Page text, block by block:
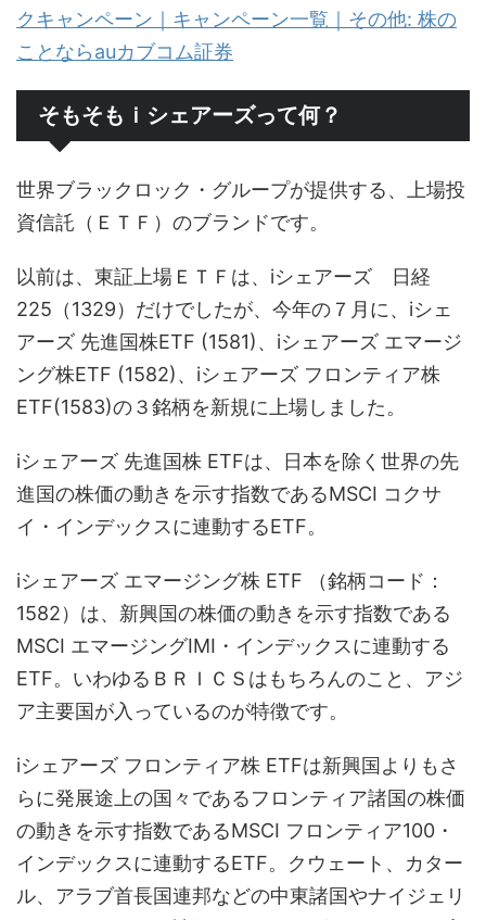
クキャンペーン｜キャンペーン一覧｜その他: 株の
ことならauカブコム証券
そもそもｉシェアーズって何？
世界ブラックロック・グループが提供する、上場投
資信託（ＥＴＦ）のブランドです。
以前は、東証上場ＥＴＦは、iシェアーズ 日経
225（1329）だけでしたが、今年の７月に、iシェ
アーズ 先進国株ETF (1581)、iシェアーズ エマージ
ング株ETF (1582)、iシェアーズ フロンティア株
ETF(1583)の３銘柄を新規に上場しました。
iシェアーズ 先進国株 ETFは、日本を除く世界の先
進国の株価の動きを示す指数であるMSCI コクサ
イ・インデックスに連動するETF。
iシェアーズ エマージング株 ETF （銘柄コード：
1582）は、新興国の株価の動きを示す指数である
MSCI エマージングIMI・インデックスに連動する
ETF。いわゆるＢＲＩＣＳはもちろんのこと、アジ
ア主要国が入っているのが特徴です。
iシェアーズ フロンティア株 ETFは新興国よりもさ
らに発展途上の国々であるフロンティア諸国の株価
の動きを示す指数であるMSCI フロンティア100・
インデックスに連動するETF。クウェート、カター
ル、アラブ首長国連邦などの中東諸国やナイジェリ